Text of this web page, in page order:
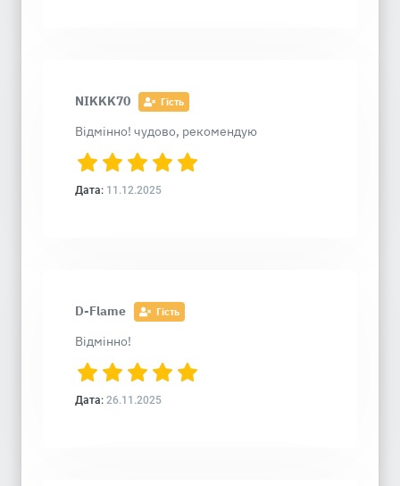
NIKKK70 Гість
Відмінно! чудово, рекомендую
Дата: 11.12.2025
D-Flame Гість
Відмінно!
Дата: 26.11.2025